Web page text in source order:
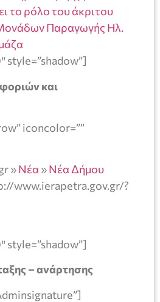
το ρόλο του άκριτου
Παραγωγής Ηλ.
style=”shadow”]
και
iconcolor=””
»Νέα »Νέα Δήμου
www.ierapetra.gov.gr/?
style=”shadow”]
– ανάρτησης